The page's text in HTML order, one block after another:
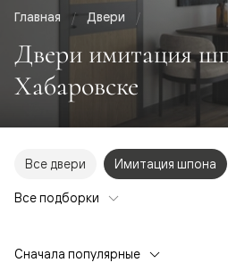
Главная Двери
Двери имитация
Хабаровске
Все двери Имитация шпона
Все подборки
Сначала популярные